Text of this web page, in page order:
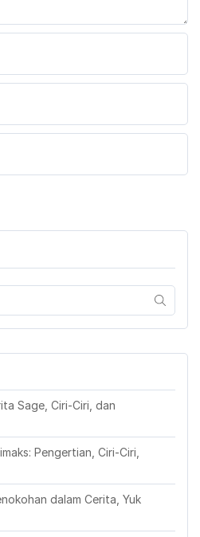
Sage, Ciri-Ciri, dan
Pengertian, Ciri-Ciri,
dalam Cerita, Yuk